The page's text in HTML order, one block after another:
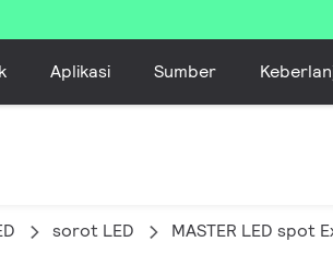
Aplikasi Sumber
sorot LED MASTER LED spot